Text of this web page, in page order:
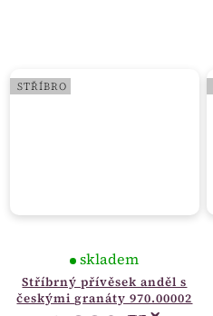
STŘÍBRO
Stříbrný přívěsek anděl s
českými granáty 970.00002
skladem